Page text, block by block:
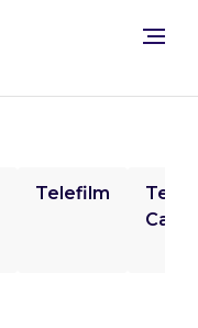
Telefilm